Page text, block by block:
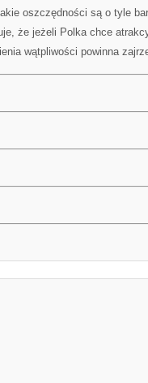
oszczędności są o tyle
że jeżeli Polka chce
wątpliwości powinna